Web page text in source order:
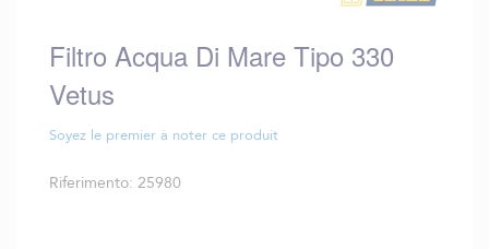
di
immagini
Filtro Acqua Di Mare Tipo 330
Vetus
Soyez le premier à noter ce produit
Riferimento 25980